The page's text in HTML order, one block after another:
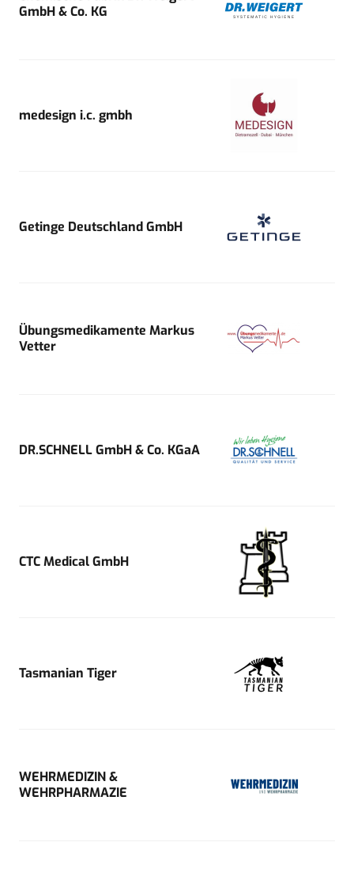
GmbH & Co. KG
medesign i.c. gmbh
Getinge Deutschland GmbH
Übungsmedikamente Markus
Vetter
DR.SCHNELL GmbH & Co. KGaA
CTC Medical GmbH
Tasmanian Tiger
WEHRMEDIZIN &
WEHRPHARMAZIE